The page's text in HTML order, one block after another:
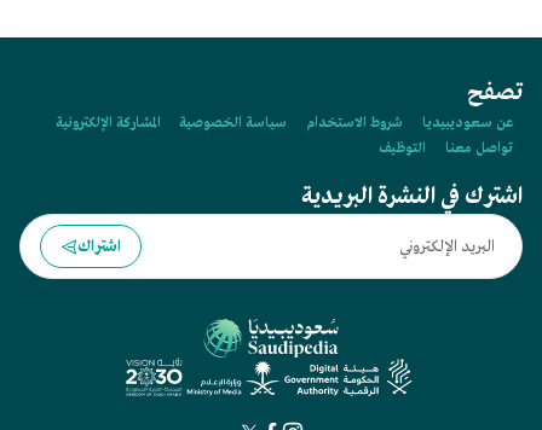
تصفح
عن سعوديبيديا شروط الاستخدام سياسة الخصوصية
المشاركة الإلكترونية
تواصل معنا
التوظيف
اشترك في النشرة البريدية
اشتراك